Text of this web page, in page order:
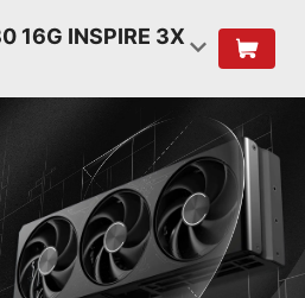
16G INSPIRE 3X